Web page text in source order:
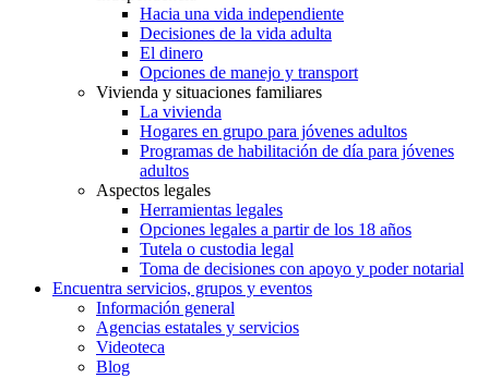
Hacia una vida independiente
Decisiones de la vida adulta
El dinero
Opciones de manejo y transport
Vivienda y situaciones familiares
La vivienda
Hogares en grupo para jóvenes adultos
Programas de habilitación de día para jóvenes
adultos
Aspectos legales
Herramientas legales
Opciones legales a partir de los 18 años
Tutela o custodia legal
Toma de decisiones con apoyo y poder notarial
Encuentra servicios, grupos y eventos
Información general
Agencias estatales y servicios
Videoteca
Blog